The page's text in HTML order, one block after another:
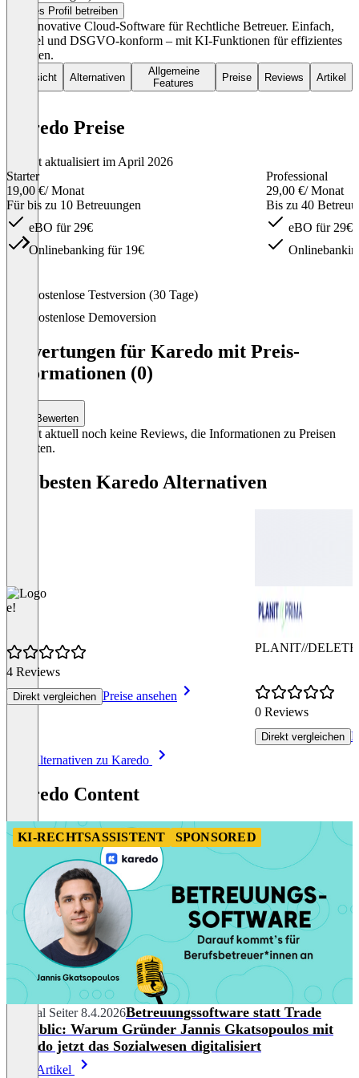
Dieses Profil betreiben
Die innovative Cloud-Software für Rechtliche Betreuer. Einfach,
flexibel und DSGVO-konform – mit KI-Funktionen für effizientes
Arbeiten.
Übersicht Alternativen
Allgemeine
Features
Preise Reviews Artikel
Karedo Preise
Zuletzt aktualisiert im April 2026
Starter
19,00 €/ Monat
Für bis zu 10 Betreuungen
eBO für 29€
Onlinebanking für 19€
Professional
29,00 €/ Monat
Bis zu 40
eBO für 29€
Kostenlose Testversion (30 Tage)
Kostenlose Demoversion
Bewertungen für Karedo mit Preis-
Informationen (0)
Bewerten
Es gibt aktuell noch keine Reviews, die Informationen zu Preisen
enthalten.
Die besten Karedo Alternativen
e!
4 Reviews
Direkt vergleichen Preise ansehen
PLANIT//DELETE
0 Reviews
Direkt vergleichen
Alle Alternativen zu Karedo
Karedo Content
KI-RECHTSASSISTENT SPONSORED
Chantal Seiter 8.4.2026Betreuungssoftware statt Trade
Republic: Warum Gründer Jannis Gkatsopoulos mit
Karedo jetzt das Sozialwesen digitalisiert
Mehr Artikel